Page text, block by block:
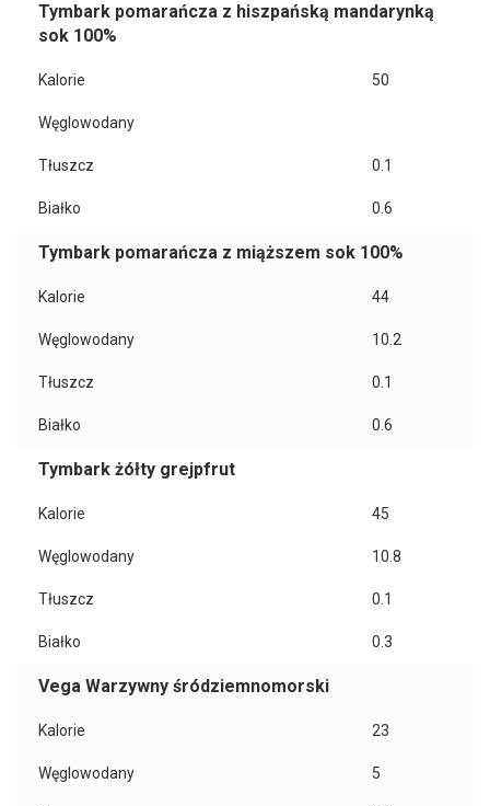
Tymbark pomarańcza z hiszpańską mandarynką
sok 100%
Kalorie 50
Węglowodany
Tłuszcz 0.1
Białko 0.6
Tymbark pomarańcza z miąższem sok 100%
Kalorie 44
Węglowodany 10.2
Tłuszcz 0.1
Białko 0.6
Tymbark żółty grejpfrut
Kalorie 45
Węglowodany 10.8
Tłuszcz 0.1
Białko 0.3
Vega Warzywny śródziemnomorski
Kalorie 23
Węglowodany 5